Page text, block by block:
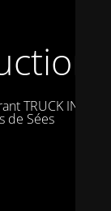
TRUCK IN à
de Sées